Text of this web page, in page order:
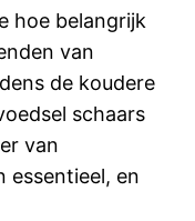
hoe belangrijk
van
de koudere
schaars
van
essentieel, en